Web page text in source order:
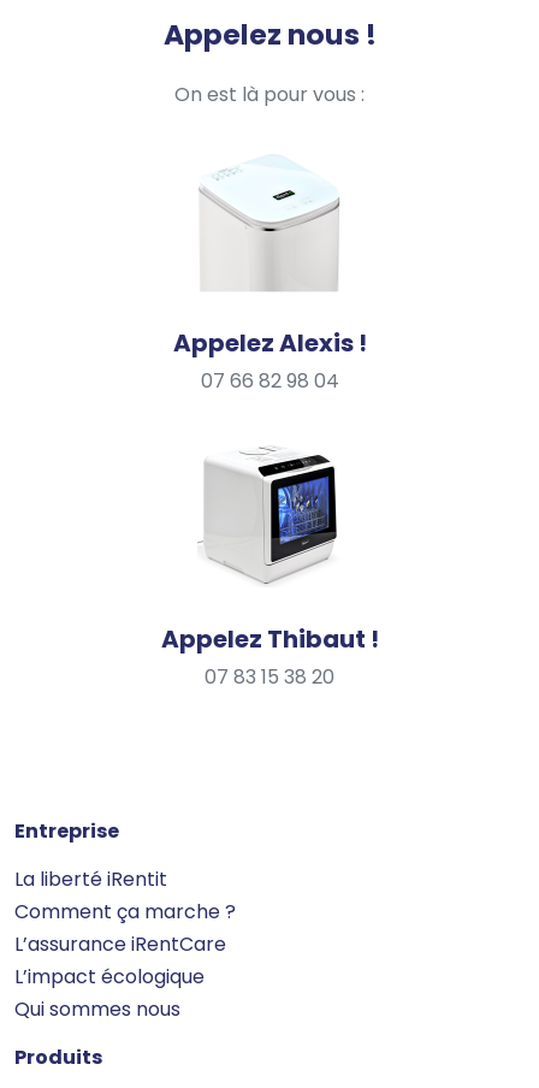
Appelez nous !
On est là pour vous :
Appelez Alexis !
07 66 82 98 04
Appelez Thibaut !
07 83 15 38 20
Entreprise
La liberté iRentit
Comment ça marche ?
L’assurance iRentCare
L’impact écologique
Qui sommes nous
Produits